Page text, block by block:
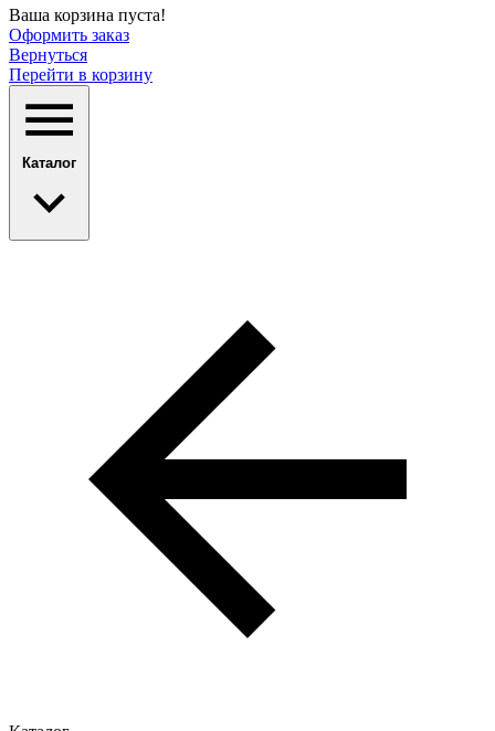
Ваша корзина пуста!
Оформить заказ
Вернуться
Перейти в корзину
Каталог